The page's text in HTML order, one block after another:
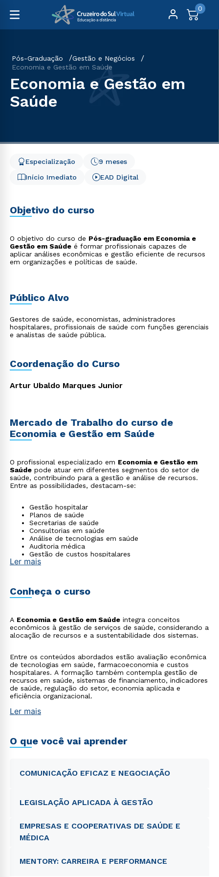
0
Pós-Graduação
Gestão e Negócios
Economia e Gestão em Saúde
Economia e Gestão em
Saúde
Início Imediato
9 meses
Especialização
EAD Digital
Objetivo do curso
O objetivo do curso de Pós-graduação em Economia e
Gestão em Saúde é formar profissionais capazes de
aplicar análises econômicas e gestão eficiente de recursos
em organizações e políticas de saúde.
Público Alvo
Gestores de saúde, economistas, administradores
hospitalares, profissionais de saúde com funções gerenciais
e analistas de saúde pública.
Coordenação do Curso
Artur Ubaldo Marques Junior
Mercado de Trabalho do curso de
Economia e Gestão em Saúde
O profissional especializado em Economia e Gestão em
Saúde pode atuar em diferentes segmentos do setor de
saúde, contribuindo para a gestão e análise de recursos.
Entre as possibilidades, destacam-se:
Gestão hospitalar
Planos de saúde
Secretarias de saúde
Consultorias em saúde
Análise de tecnologias em saúde
Auditoria médica
Gestão de custos hospitalares
Agências reguladoras
Ler mais
Conheça o curso
A Economia e Gestão em Saúde integra conceitos
econômicos à gestão de serviços de saúde, considerando a
alocação de recursos e a sustentabilidade dos sistemas.
Entre os conteúdos abordados estão avaliação econômica
de tecnologias em saúde, farmacoeconomia e custos
hospitalares. A formação também contempla gestão de
recursos em saúde, sistemas de financiamento, indicadores
de saúde, regulação do setor, economia aplicada e
eficiência organizacional.
Ler mais
O que você vai aprender
COMUNICAÇÃO EFICAZ E NEGOCIAÇÃO
LEGISLAÇÃO APLICADA À GESTÃO
EMPRESAS E COOPERATIVAS DE SAÚDE E
MÉDICA
MENTORY: CARREIRA E PERFORMANCE